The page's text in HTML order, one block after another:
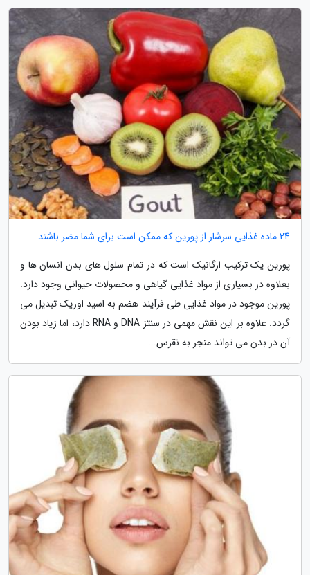
24 ماده غذایی سرشار از پورین که ممکن است برای شما مضر باشند
پورین یک ترکیب ارگانیک است که در تمام سلول های بدن انسان ها و
بعلاوه در بسیاری از مواد غذایی گیاهی و محصولات حیوانی وجود دارد.
پورین موجود در مواد غذایی طی فرآیند هضم به اسید اوریک تبدیل می
گردد. علاوه بر این نقش مهمی در سنتز DNA و RNA دارد، اما زیاد بودن
آن در بدن می تواند منجر به نقرس...